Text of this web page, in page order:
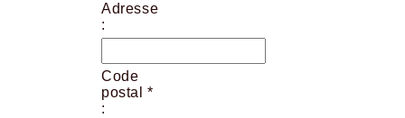
Adresse
:
Code
postal *
: